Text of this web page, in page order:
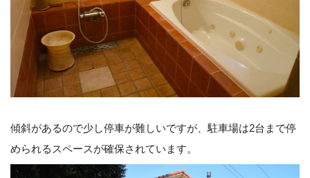
傾斜があるので少し停車が難しいですが、駐車場は2台まで停
められるスペースが確保されています。